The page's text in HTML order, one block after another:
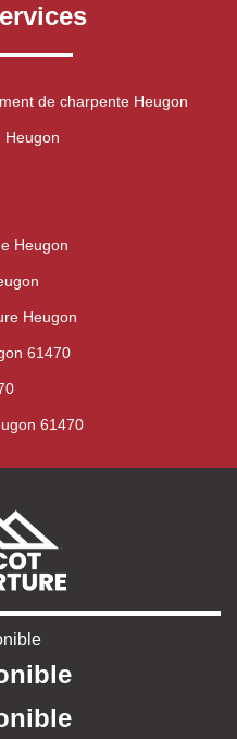
de charpente Heugon
Heugon
Heugon
Heugon
61470
61470